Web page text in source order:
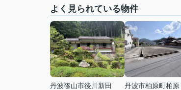
よく見られている物件
丹波篠山市後川新田
丹波市柏原町柏原